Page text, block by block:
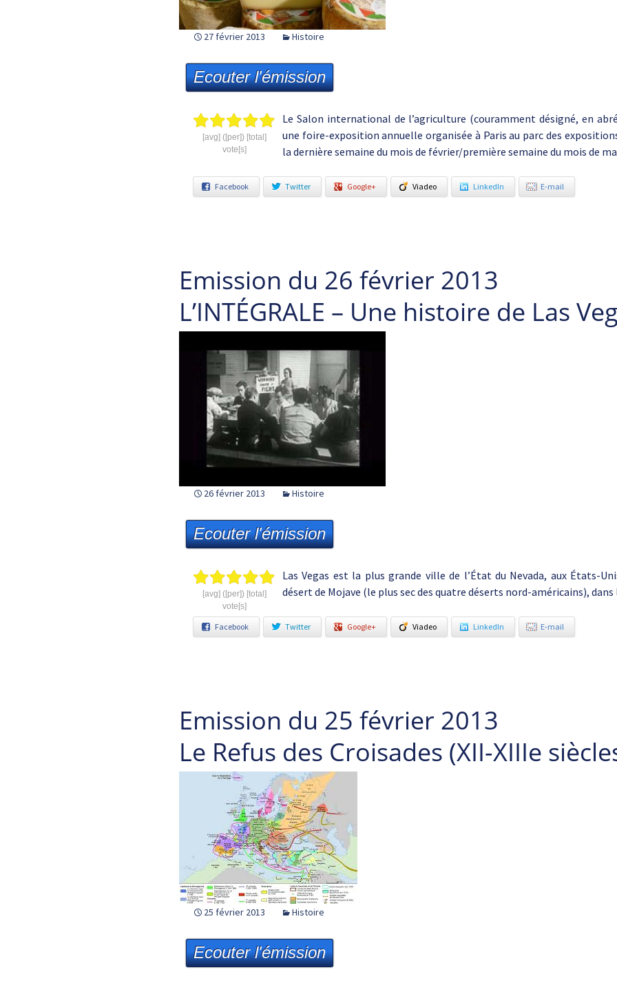
27 février 2013 Histoire
Ecouter l'émission
[avg] ([per]) [total]
vote[s]
Le Salon international de l’agriculture (couramment désigné, en
une foire-exposition annuelle organisée à Paris au parc des
la dernière semaine du mois de février/première semaine du mois de
Facebook Twitter Google+ Viadeo LinkedIn E-mail
Emission du 26 février 2013
L’INTÉGRALE – Une histoire de Las
26 février 2013 Histoire
Ecouter l'émission
[avg] ([per]) [total]
vote[s]
Las Vegas est la plus grande ville de l’État du Nevada, aux États-
désert de Mojave (le plus sec des quatre déserts nord-américains),
Facebook Twitter Google+ Viadeo LinkedIn E-mail
Emission du 25 février 2013
Le Refus des Croisades (XII-XIIIe
25 février 2013 Histoire
Ecouter l'émission